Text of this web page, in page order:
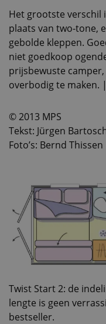
Het grootste verschil
plaats van two-tone,
gebolde kleppen.
niet goedkoop
prijsbewuste
overbodig te maken.
© 2013 MPS
Tekst: Jürgen
Foto’s: Bernd Thissen
Twist Start 2: de
lengte is geen
bestseller.